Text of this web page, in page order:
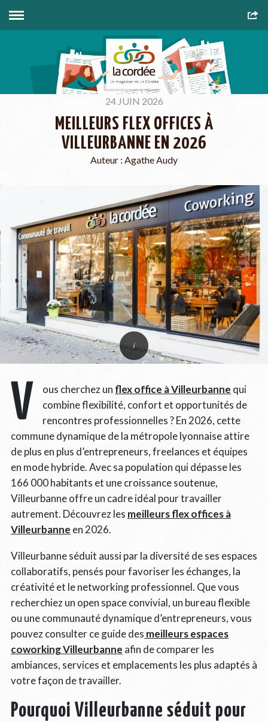
24 JUIN 2026
MEILLEURS FLEX OFFICES À
VILLEURBANNE EN 2026
Auteur : Agathe Audy
V ous cherchez un flex office à Villeurbanne qui
combine flexibilité, confort et opportunités de
rencontres professionnelles ? En 2026, cette
commune dynamique de la métropole lyonnaise attire
de plus en plus d’entrepreneurs, freelances et équipes
en mode hybride. Avec sa population qui dépasse les
166 000 habitants et une croissance soutenue,
Villeurbanne offre un cadre idéal pour travailler
autrement. Découvrez les meilleurs flex offices à
Villeurbanne en 2026.
Villeurbanne séduit aussi par la diversité de ses espaces
collaboratifs, pensés pour favoriser les échanges, la
créativité et le networking professionnel. Que vous
recherchiez un open space convivial, un bureau flexible
ou une communauté dynamique d’entrepreneurs, vous
pouvez consulter ce guide des meilleurs espaces
coworking Villeurbanne afin de comparer les
ambiances, services et emplacements les plus adaptés à
votre façon de travailler.
Pourquoi Villeurbanne séduit pour